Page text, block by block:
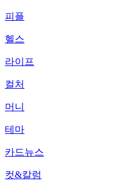
피플
헬스
라이프
컬처
머니
테마
카드뉴스
컷&칼럼